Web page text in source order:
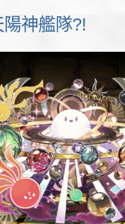
神艦隊?!